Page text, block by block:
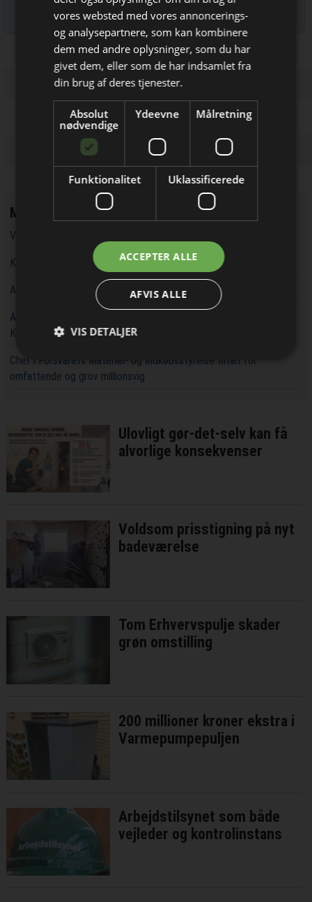
Bliv opdateret hver dag
Få de vigtigste nyheder om
byggebranchen
direkte i din indbakke
Jeg modtager allerede
nyhedsbrevet
Læs mere om udsendelsestidspunkter og afmelding her
Mest læste
Vandværker i Randers kører på lånt tid
Kaospilot skal skabe kreative arkitektledere i Aarhus
Aarsleff vinder energiprojekter til 3,7 milliarder kroner
Aarsleff får ansvaret for at udvide kapaciteten rundt om
Københavns Hovedbanegård
Chef i Forsvarets Materiel- og Indkøbsstyrelse tiltalt for
omfattende og grov millionsvig
Ulovligt gør-det-selv kan få
alvorlige konsekvenser
Voldsom prisstigning på nyt
badeværelse
Tom Erhvervspulje skader
grøn omstilling
200 millioner kroner ekstra i
Varmepumpepuljen
Arbejdstilsynet som både
vejleder og kontrolinstans
vores websted med vores annoncerings-
og analysepartnere, som kan kombinere
dem med andre oplysninger, som du har
givet dem, eller som de har indsamlet fra
din brug af deres tjenester.
Absolut
nødvendige
Ydeevne Målretning
Funktionalitet Uklassificerede
ACCEPTER ALLE
AFVIS ALLE
VIS DETALJER